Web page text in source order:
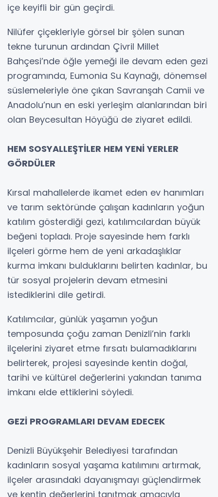
içe keyifli bir gün geçirdi.
Nilüfer çiçekleriyle görsel bir şölen sunan
tekne turunun ardından Çivril Millet
Bahçesi’nde öğle yemeği ile devam eden gezi
programında, Eumonia Su Kaynağı, dönemsel
süslemeleriyle öne çıkan Savranşah Camii ve
Anadolu’nun en eski yerleşim alanlarından biri
olan Beycesultan Höyüğü de ziyaret edildi.
HEM SOSYALLEŞTİLER HEM YENİ YERLER
GÖRDÜLER
Kırsal mahallelerde ikamet eden ev hanımları
ve tarım sektöründe çalışan kadınların yoğun
katılım gösterdiği gezi, katılımcılardan büyük
beğeni topladı. Proje sayesinde hem farklı
ilçeleri görme hem de yeni arkadaşlıklar
kurma imkanı bulduklarını belirten kadınlar, bu
tür sosyal projelerin devam etmesini
istediklerini dile getirdi.
Katılımcılar, günlük yaşamın yoğun
temposunda çoğu zaman Denizli’nin farklı
ilçelerini ziyaret etme fırsatı bulamadıklarını
belirterek, projesi sayesinde kentin doğal,
tarihi ve kültürel değerlerini yakından tanıma
imkanı elde ettiklerini söyledi.
GEZİ PROGRAMLARI DEVAM EDECEK
Denizli Büyükşehir Belediyesi tarafından
kadınların sosyal yaşama katılımını artırmak,
ilçeler arasındaki dayanışmayı güçlendirmek
ve kentin değerlerini tanıtmak amacıyla